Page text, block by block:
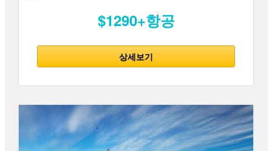
$1290+항공
상세보기